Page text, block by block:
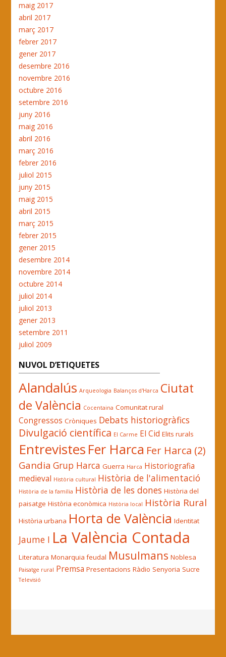
maig 2017
abril 2017
març 2017
febrer 2017
gener 2017
desembre 2016
novembre 2016
octubre 2016
setembre 2016
juny 2016
maig 2016
abril 2016
març 2016
febrer 2016
juliol 2015
juny 2015
maig 2015
abril 2015
març 2015
febrer 2015
gener 2015
desembre 2014
novembre 2014
octubre 2014
juliol 2014
juliol 2013
gener 2013
setembre 2011
juliol 2009
NUVOL D’ETIQUETES
Alandalús Arqueologia Balanços d'Harca Ciutat
de València Cocentaina Comunitat rural
Congressos Cròniques Debats historiogràfics
Divulgació científica El Carme El Cid Elits rurals
Entrevistes Fer Harca Fer Harca (2)
Gandia Grup Harca Guerra Harca Historiografia
medieval Història cultural Història de l'alimentació
Història de la família Història de les dones Història del
paisatge Història econòmica Història local Història Rural
Història urbana Horta de València Identitat
Jaume I La València Contada
Literatura Monarquia feudal Musulmans Noblesa
Paisatge rural Premsa Presentacions Ràdio Senyoria Sucre
Televisió